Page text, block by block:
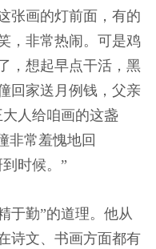
张画的灯前面，有的
，非常热闹。可是鸡
，想起早点干活，黑
回家送月例钱，父亲
人给咱画的这盏
非常羞愧地回
时候。”
于勤”的道理。他从
诗文、书画方面都有